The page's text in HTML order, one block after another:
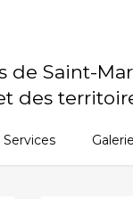
de Saint-
des
Services Galerie